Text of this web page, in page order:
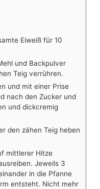
Eiweiß für 10
und Backpulver
Teig verrühren.
und mit einer Prise
nach den Zucker und
und dickcremig
den zähen Teig heben
mittlerer Hitze
Jeweils 3
in die Pfanne
entsteht. Nicht mehr